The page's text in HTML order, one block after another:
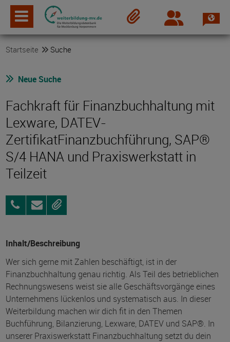
Login
Startseite Suche
Neue Suche
Fachkraft für Finanzbuchhaltung mit
Lexware, DATEV-
ZertifikatFinanzbuchführung, SAP®
S/4 HANA und Praxiswerkstatt in
Teilzeit
03843
859996-
AnfragenMerken
Inhalt/Beschreibung
Wer sich gerne mit Zahlen beschäftigt, ist in der
Finanzbuchhaltung genau richtig. Als Teil des betrieblichen
Rechnungswesens weist sie alle Geschäftsvorgänge eines
Unternehmens lückenlos und systematisch aus. In dieser
Weiterbildung machen wir dich fit in den Themen
Buchführung, Bilanzierung, Lexware, DATEV und SAP®. In
unserer Praxiswerkstatt Finanzbuchhaltung setzt du dein